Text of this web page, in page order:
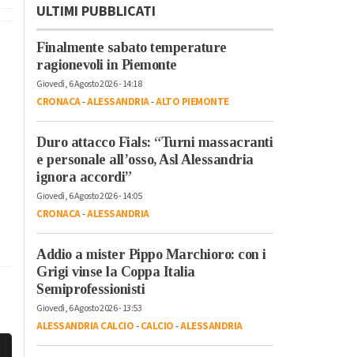
ULTIMI PUBBLICATI
Finalmente sabato temperature
ragionevoli in Piemonte
Giovedì, 6 Agosto 2026 - 14:18
CRONACA-ALESSANDRIA-ALTO PIEMONTE
Duro attacco Fials: “Turni massacranti
e personale all’osso, Asl Alessandria
ignora accordi”
Giovedì, 6 Agosto 2026 - 14:05
CRONACA-ALESSANDRIA
Addio a mister Pippo Marchioro: con i
Grigi vinse la Coppa Italia
Semiprofessionisti
Giovedì, 6 Agosto 2026 - 13:53
ALESSANDRIA CALCIO-CALCIO-ALESSANDRIA